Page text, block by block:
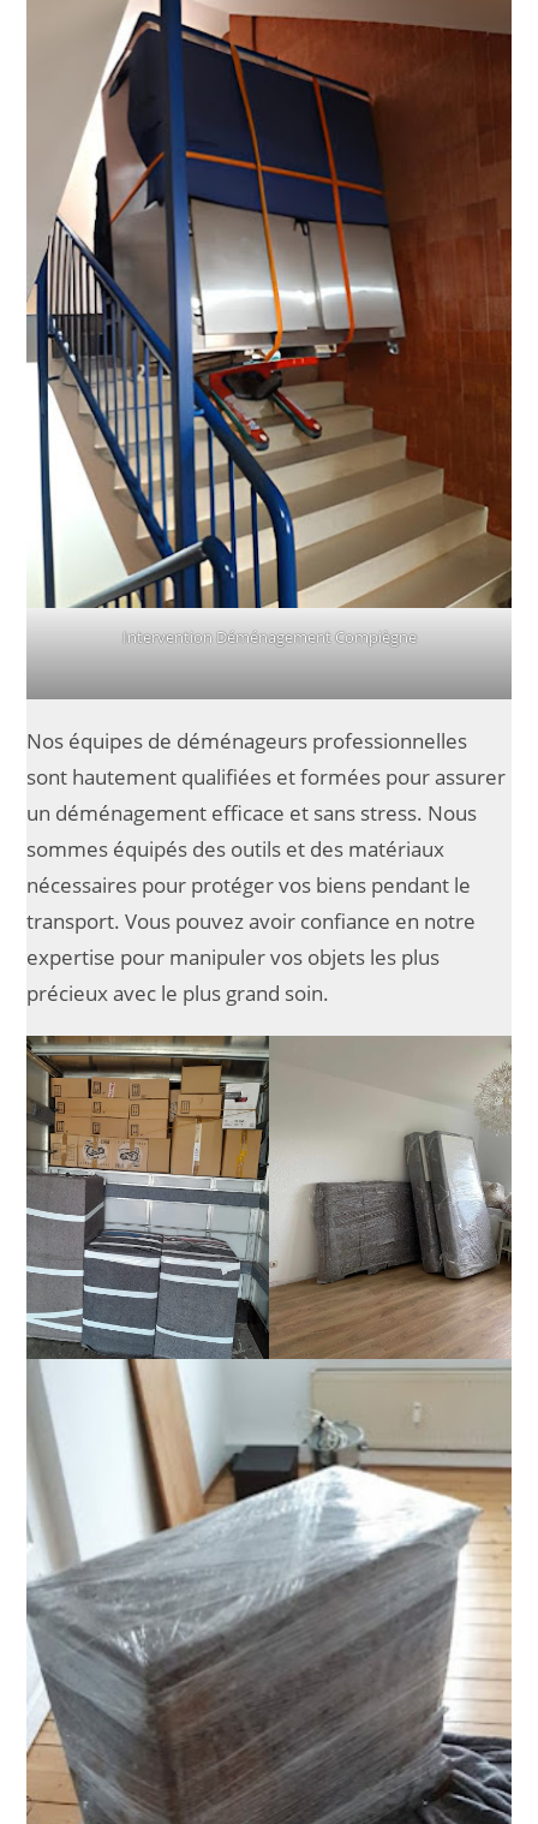
Intervention Déménagement Compiègne
Nos équipes de déménageurs professionnelles
sont hautement qualifiées et formées pour assurer
un déménagement efficace et sans stress. Nous
sommes équipés des outils et des matériaux
nécessaires pour protéger vos biens pendant le
transport. Vous pouvez avoir confiance en notre
expertise pour manipuler vos objets les plus
précieux avec le plus grand soin.